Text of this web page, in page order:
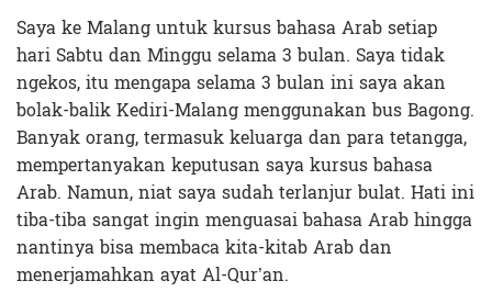
Saya ke Malang untuk kursus bahasa Arab setiap
hari Sabtu dan Minggu selama 3 bulan. Saya tidak
ngekos, itu mengapa selama 3 bulan ini saya akan
bolak-balik Kediri-Malang menggunakan bus Bagong.
Banyak orang, termasuk keluarga dan para tetangga,
mempertanyakan keputusan saya kursus bahasa
Arab. Namun, niat saya sudah terlanjur bulat. Hati ini
tiba-tiba sangat ingin menguasai bahasa Arab hingga
nantinya bisa membaca kita-kitab Arab dan
menerjamahkan ayat Al-Qur’an.